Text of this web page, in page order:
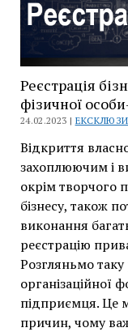
Реєстрація
фізичної
24.02.2023 |
Відкриття
захоплюючим і
окрім творчого
бізнесу, також
виконання
реєстрацію
Розгляньмо
організаційної
підприємця. Це
причин, чому